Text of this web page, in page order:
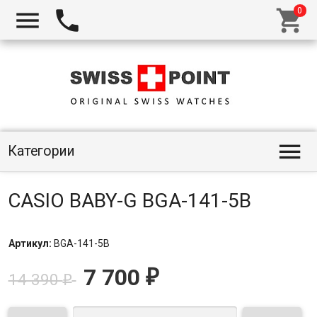
  
Категории 
CASIO BABY-G BGA-141-5B
Артикул: BGA-141-5B
14 390₽ 7 700 ₽